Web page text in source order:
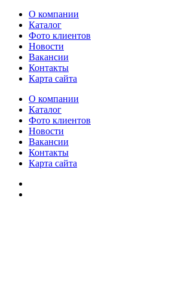
О компании
Каталог
Фото клиентов
Новости
Вакансии
Контакты
Карта сайта
О компании
Каталог
Фото клиентов
Новости
Вакансии
Контакты
Карта сайта